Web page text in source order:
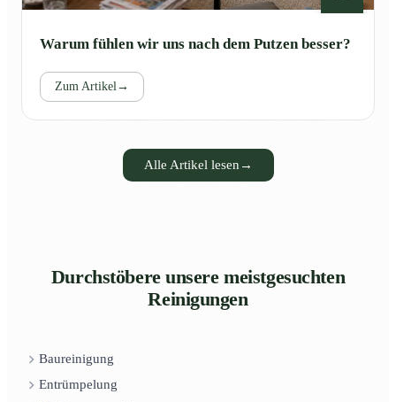
Warum fühlen wir uns nach dem Putzen besser?
Zum Artikel→
Alle Artikel lesen →
Durchstöbere unsere meistgesuchten
Reinigungen
Baureinigung
Entrümpelung